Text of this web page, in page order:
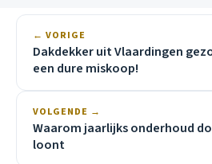
← VORIGE
Dakdekker uit Vlaardingen
een dure miskoop!
VOLGENDE →
Waarom jaarlijks onderhoud
loont